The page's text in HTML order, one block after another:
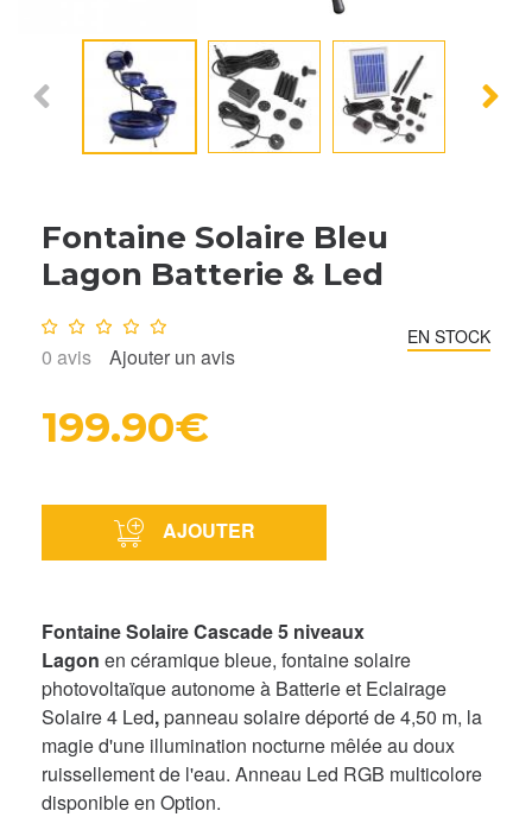
Fontaine Solaire Bleu
Lagon Batterie & Led
Note : 0/10
0 avis Ajouter un avis
EN STOCK
199.90€
AJOUTER
Fontaine Solaire Cascade 5 niveaux
Lagon en céramique bleue, fontaine solaire
photovoltaïque autonome à Batterie et Eclairage
Solaire 4 Led,panneau solaire déporté de 4,50 m, la
magie d'une illumination nocturne mêlée au doux
ruissellement de l'eau. Anneau Led RGB multicolore
disponible en Option.